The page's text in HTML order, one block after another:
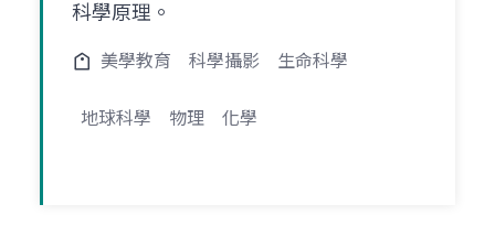
科學原理。
美學教育 科學攝影 生命科學
地球科學 物理 化學